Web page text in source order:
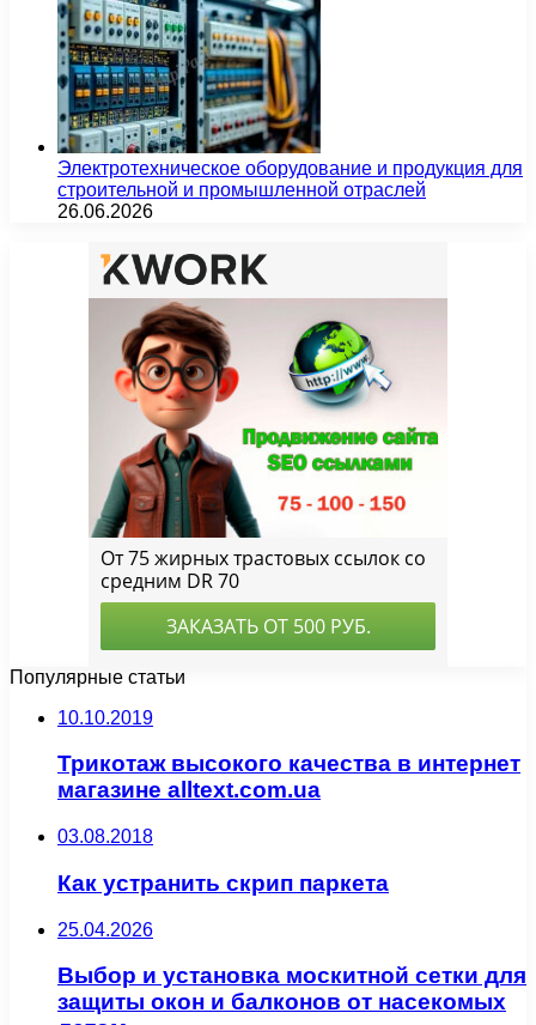
Электротехническое оборудование и продукция для
строительной и промышленной отраслей
26.06.2026
Популярные статьи
10.10.2019
Трикотаж высокого качества в интернет
магазине alltext.com.ua
03.08.2018
Как устранить скрип паркета
25.04.2026
Выбор и установка москитной сетки для
защиты окон и балконов от насекомых